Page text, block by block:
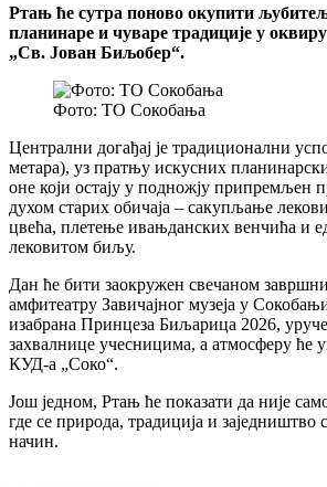
Ртањ ће сутра поново окупити
планинаре и чуваре традиције у
„Св. Јован Биљобер“.
Фото: ТО Сокобања
Централни догађај је традиционални
метара), уз пратњу искусних
оне који остају у подножју припремљен
духом старих обичаја – сакупљање
цвећа, плетење ивањданских венчића и
лековитом биљу.
Дан ће бити заокружен свечаном
амфитеатру Завичајног музеја у
изабрана Принцеза Биљарица 2026,
захвалнице учесницима, а атмосферу ће
КУД-а „Соко“.
Још једном, Ртањ ће показати да није
где се природа, традиција и заједништво
начин.